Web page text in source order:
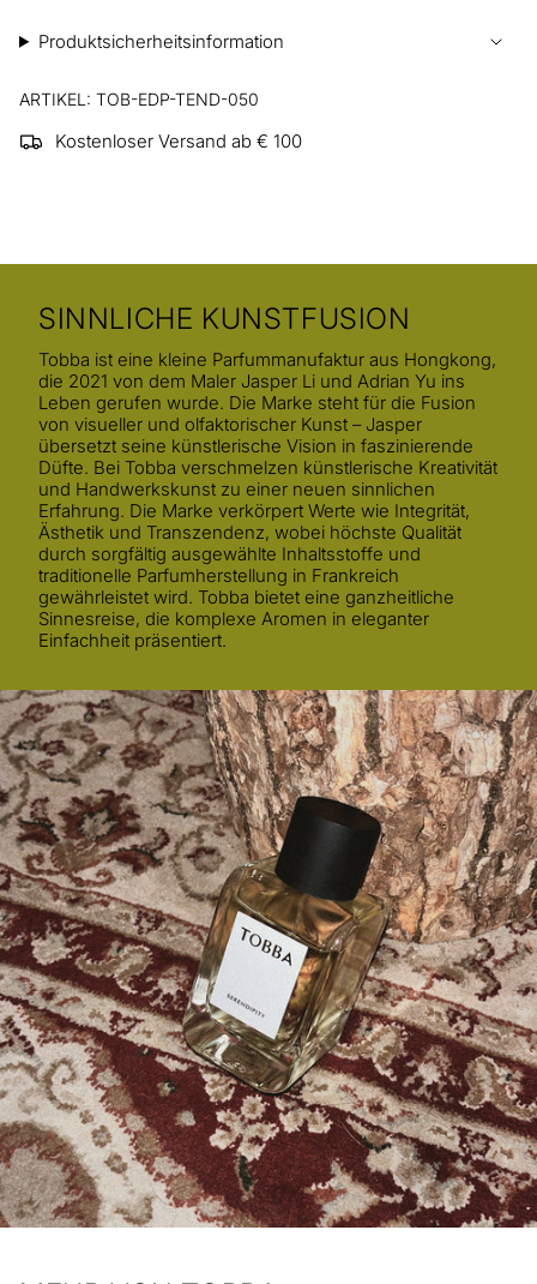
Produktsicherheitsinformation
ARTIKEL: TOB-EDP-TEND-050
Kostenloser Versand ab € 100
SINNLICHE KUNSTFUSION
Tobba ist eine kleine Parfummanufaktur aus Hongkong,
die 2021 von dem Maler Jasper Li und Adrian Yu ins
Leben gerufen wurde. Die Marke steht für die Fusion
von visueller und olfaktorischer Kunst – Jasper
übersetzt seine künstlerische Vision in faszinierende
Düfte. Bei Tobba verschmelzen künstlerische Kreativität
und Handwerkskunst zu einer neuen sinnlichen
Erfahrung. Die Marke verkörpert Werte wie Integrität,
Ästhetik und Transzendenz, wobei höchste Qualität
durch sorgfältig ausgewählte Inhaltsstoffe und
traditionelle Parfumherstellung in Frankreich
gewährleistet wird. Tobba bietet eine ganzheitliche
Sinnesreise, die komplexe Aromen in eleganter
Einfachheit präsentiert.